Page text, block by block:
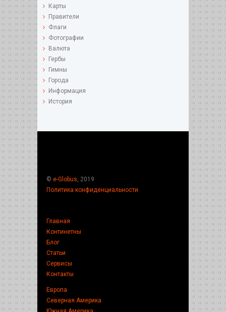
Карты
Правители
Флаги
Фотографии
Валюта
Гербы
Гимны
Города
Информация
История
© e-Globus, 2019
Политика конфиденциальности
Главная
Континетны
Блог
Статьи
Сервисы
Контакты
Европа
Северная Америка